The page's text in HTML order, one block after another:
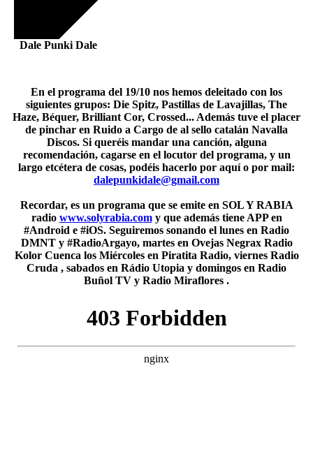
Dale Punki Dale
En el programa del 19/10 nos hemos deleitado con los
siguientes grupos: Die Spitz, Pastillas de Lavajillas, The
Haze, Béquer, Brilliant Cor, Crossed... Además tuve el placer
de pinchar en Ruido a Cargo de al sello catalán Navalla
Discos. Si queréis mandar una canción, alguna
recomendación, cagarse en el locutor del programa, y un
largo etcétera de cosas, podéis hacerlo por aquí o por mail:
dalepunkidale@gmail.com
Recordar, es un programa que se emite en SOL Y RABIA
radio www.solyrabia.comy que además tiene APP en
#Android e #iOS. Seguiremos sonando el lunes en Radio
DMNT y #RadioArgayo, martes en Ovejas Negrax Radio
Kolor Cuenca los Miércoles en Piratita Radio, viernes Radio
Cruda , sabados en Rádio Utopia y domingos en Radio
Buñol TV y Radio Miraflores .